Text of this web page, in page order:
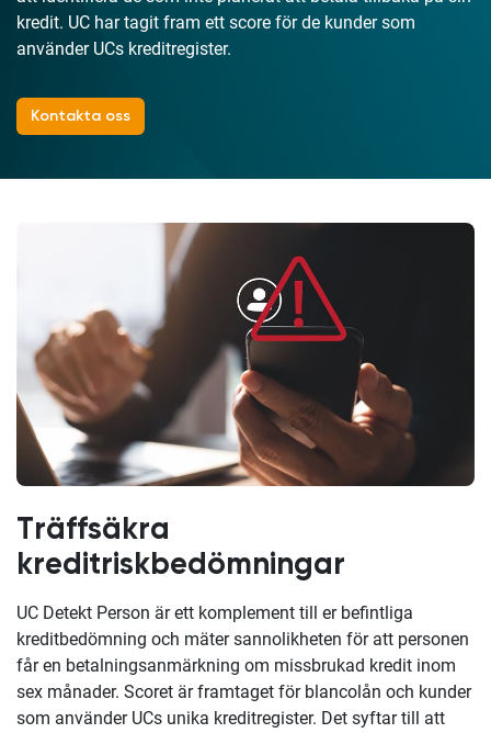
kredit. UC har tagit fram ett score för de kunder som
använder UCs kreditregister.
Kontakta oss
Träffsäkra
kreditriskbedömningar
UC Detekt Person är ett komplement till er befintliga
kreditbedömning och mäter sannolikheten för att personen
får en betalningsanmärkning om missbrukad kredit inom
sex månader. Scoret är framtaget för blancolån och kunder
som använder UCs unika kreditregister. Det syftar till att